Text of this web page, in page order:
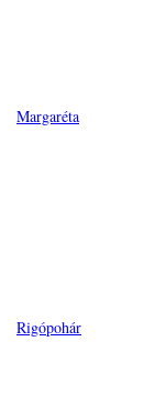
Margaréta
Rigópohár